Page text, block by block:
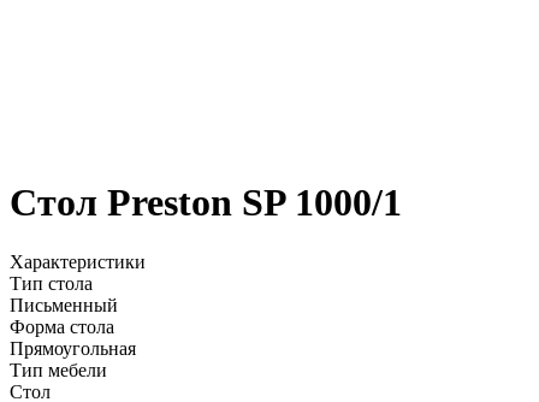
Стол Preston SP 1000/1
Характеристики
Тип стола
Письменный
Форма стола
Прямоугольная
Тип мебели
Стол